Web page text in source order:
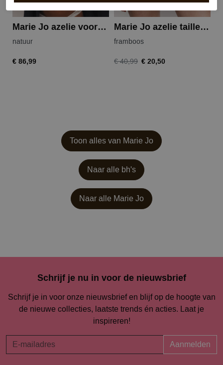
Marie Jo azelie voorgevormde bh
natuur
€ 86,99
Marie Jo azelie tailleslip
framboos
€ 40,99 € 20,50
Toon alles van Marie Jo
Naar alle bh's
Naar alle Marie Jo
Schrijf je nu in voor de nieuwsbrief
Schrijf je in voor onze nieuwsbrief en blijf op de hoogte van
de nieuwe collecties, laatste trends én acties. Laat je
inspireren!
Aanmelden